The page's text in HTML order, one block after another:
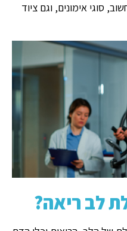
סוגי אימונים, וגם ציוד
לב ריאה?